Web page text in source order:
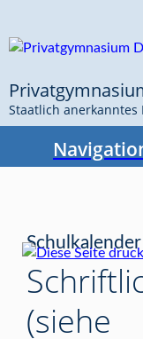
überspringen
Staatlich anerkanntes
Schulkalender
(siehe